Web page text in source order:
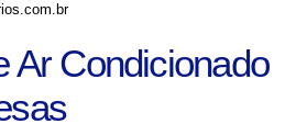
Ar Condicionado